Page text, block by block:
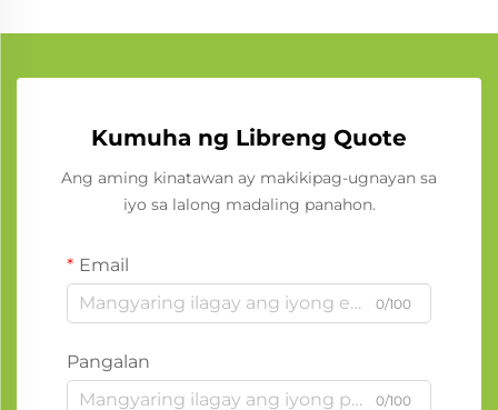
Kumuha ng Libreng Quote
Ang aming kinatawan ay makikipag-ugnayan sa
iyo sa lalong madaling panahon.
Email
0/100
Pangalan
0/100